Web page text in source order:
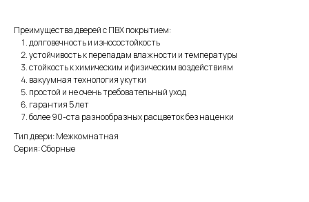
Преимущества дверей с ПВХ покрытием:
долговечность и износостойкость
устойчивость к перепадам влажности и температуры
стойкость к химическим и физическим воздействиям
вакуумная технология укутки
простой и не очень требовательный уход
гарантия 5 лет
более 90-ста разнообразных расцветок без наценки
Тип двери: Межкомнатная
Серия: Сборные